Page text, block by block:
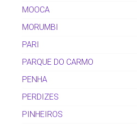
MOOCA
MORUMBI
PARI
PARQUE DO CARMO
PENHA
PERDIZES
PINHEIROS